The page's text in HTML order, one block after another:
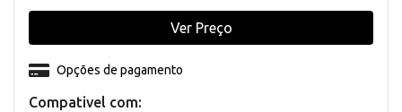
Compativel com:
Opções de pagamento
Ver Preço